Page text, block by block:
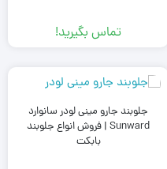
تماس بگیرید!
جلوبند جارو مینی لودر سانوارد
Sunward | فروش انواع جلوبند
بابکت